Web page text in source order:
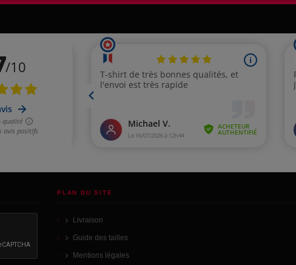
PLAN DU SITE
Livraison
Guide des tailles
Mentions légales